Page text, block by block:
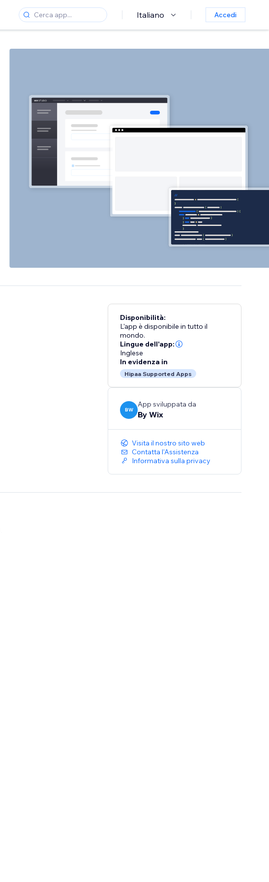
Italiano Accedi
Disponibilità:
L'app è disponibile in tutto il
mondo.
Lingue dell'app:
Inglese
In evidenza in
Hipaa Supported Apps
BW
App sviluppata da
By Wix
Visita il nostro sito web
Contatta l'Assistenza
Informativa sulla privacy